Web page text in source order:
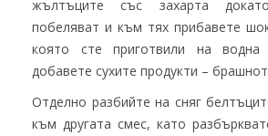
жълтъците със захарта
побеляват и към тях прибавете
която сте приготвили на водна
добавете сухите продукти –
Отделно разбийте на сняг
към другата смес, като